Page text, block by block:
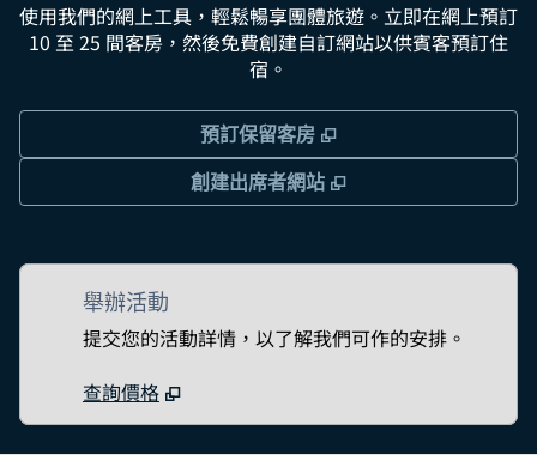
使用我們的網上工具，輕鬆暢享團體旅遊。立即在網上預訂
10 至 25 間客房，然後免費創建自訂網站以供賓客預訂住
宿。
預訂保留客房 ,
創建出席者網站
,
舉辦活動
提交您的活動詳情，以了解我們可作的安排。
查詢價格